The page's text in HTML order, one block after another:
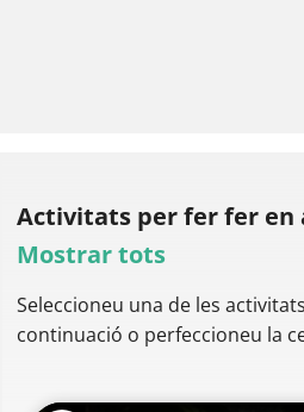
Activitats per ferfer en
Mostrar tots
Seleccioneu una de les
continuació o perfeccioneu la